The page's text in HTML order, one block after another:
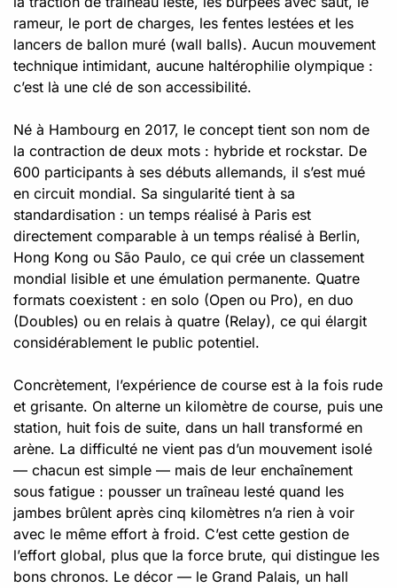
rameur, le port de charges, les fentes lestées et les
lancers de ballon muré (wall balls). Aucun mouvement
technique intimidant, aucune haltérophilie olympique :
c’est là une clé de son accessibilité.
Né à Hambourg en 2017, le concept tient son nom de
la contraction de deux mots : hybride et rockstar. De
600 participants à ses débuts allemands, il s’est mué
en circuit mondial. Sa singularité tient à sa
standardisation : un temps réalisé à Paris est
directement comparable à un temps réalisé à Berlin,
Hong Kong ou São Paulo, ce qui crée un classement
mondial lisible et une émulation permanente. Quatre
formats coexistent : en solo (Open ou Pro), en duo
(Doubles) ou en relais à quatre (Relay), ce qui élargit
considérablement le public potentiel.
Concrètement, l’expérience de course est à la fois rude
et grisante. On alterne un kilomètre de course, puis une
station, huit fois de suite, dans un hall transformé en
arène. La difficulté ne vient pas d’un mouvement isolé
— chacun est simple — mais de leur enchaînement
sous fatigue : pousser un traîneau lesté quand les
jambes brûlent après cinq kilomètres n’a rien à voir
avec le même effort à froid. C’est cette gestion de
l’effort global, plus que la force brute, qui distingue les
bons chronos. Le décor — le Grand Palais, un hall